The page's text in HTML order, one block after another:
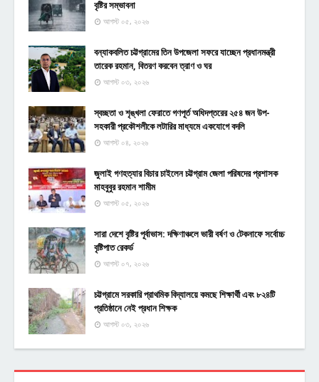
বৃষ্টির সম্ভাবনা
আগস্ট ০৫, ২০২৬
বন্যাকবলিত চট্টগ্রামের তিন উপজেলা সফরে যাচ্ছেন প্রধানমন্ত্রী
তারেক রহমান, বিতরণ করবেন ত্রাণ ও ঘর
আগস্ট ০৩, ২০২৬
স্বচ্ছতা ও শৃঙ্খলা ফেরাতে গণপূর্ত অধিদপ্তরের ২৫৪ জন উপ-
সহকারী প্রকৌশলীকে লটারির মাধ্যমে একযোগে বদলি
আগস্ট ০৪, ২০২৬
জুলাই গণহত্যার বিচার চাইলেন চট্টগ্রাম জেলা পরিষদের প্রশাসক
মাহবুবুর রহমান শামীম
আগস্ট ০৫, ২০২৬
সারা দেশে বৃষ্টির পূর্বাভাস: দক্ষিণাঞ্চলে ভারী বর্ষণ ও টেকনাফে সর্বোচ্চ
বৃষ্টিপাত রেকর্ড
আগস্ট ০৭, ২০২৬
চট্টগ্রামে সরকারি প্রাথমিক বিদ্যালয়ে কমছে শিক্ষার্থী এবং ৮২৪টি
প্রতিষ্ঠানে নেই প্রধান শিক্ষক
আগস্ট ০৩, ২০২৬